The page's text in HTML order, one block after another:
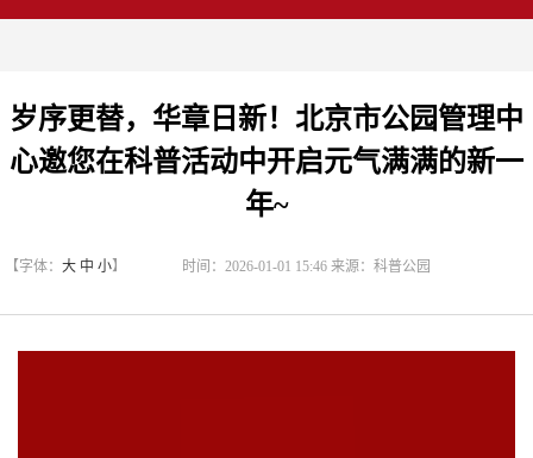
岁序更替，华章日新！北京市公园管理中
心邀您在科普活动中开启元气满满的新一
年~
时间：2026-01-01 15:46 来源：科普公园
【字体： 大 中 小】